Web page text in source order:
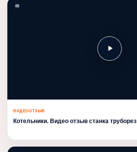
05
ВИДЕООТЗЫВ
Котельники. Видео отзыв станка труборез